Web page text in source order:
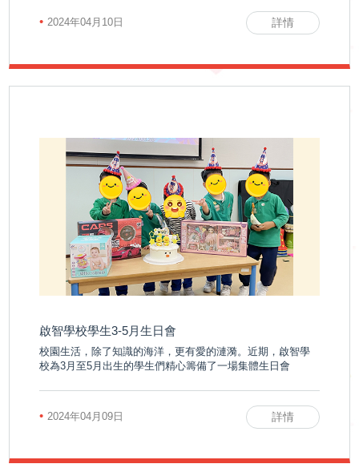
• 2024年04月10日 詳情
啟智學校學生3-5月生日會
校園生活，除了知識的海洋，更有愛的漣漪。近期，啟智學
校為3月至5月出生的學生們精心籌備了一場集體生日會
• 2024年04月09日 詳情